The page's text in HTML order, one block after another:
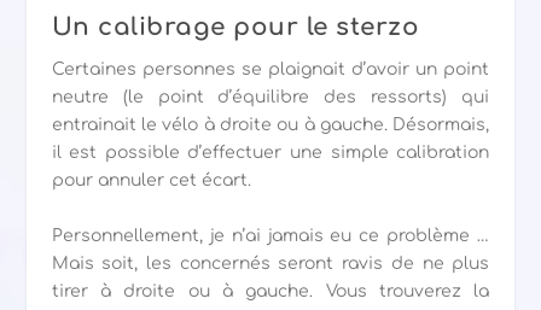
Un calibrage pour le sterzo
Certaines personnes se plaignait d’avoir un point
neutre (le point d’équilibre des ressorts) qui
entrainait le vélo à droite ou à gauche. Désormais,
il est possible d’effectuer une simple calibration
pour annuler cet écart.
Personnellement, je n’ai jamais eu ce problème …
Mais soit, les concernés seront ravis de ne plus
tirer à droite ou à gauche. Vous trouverez la